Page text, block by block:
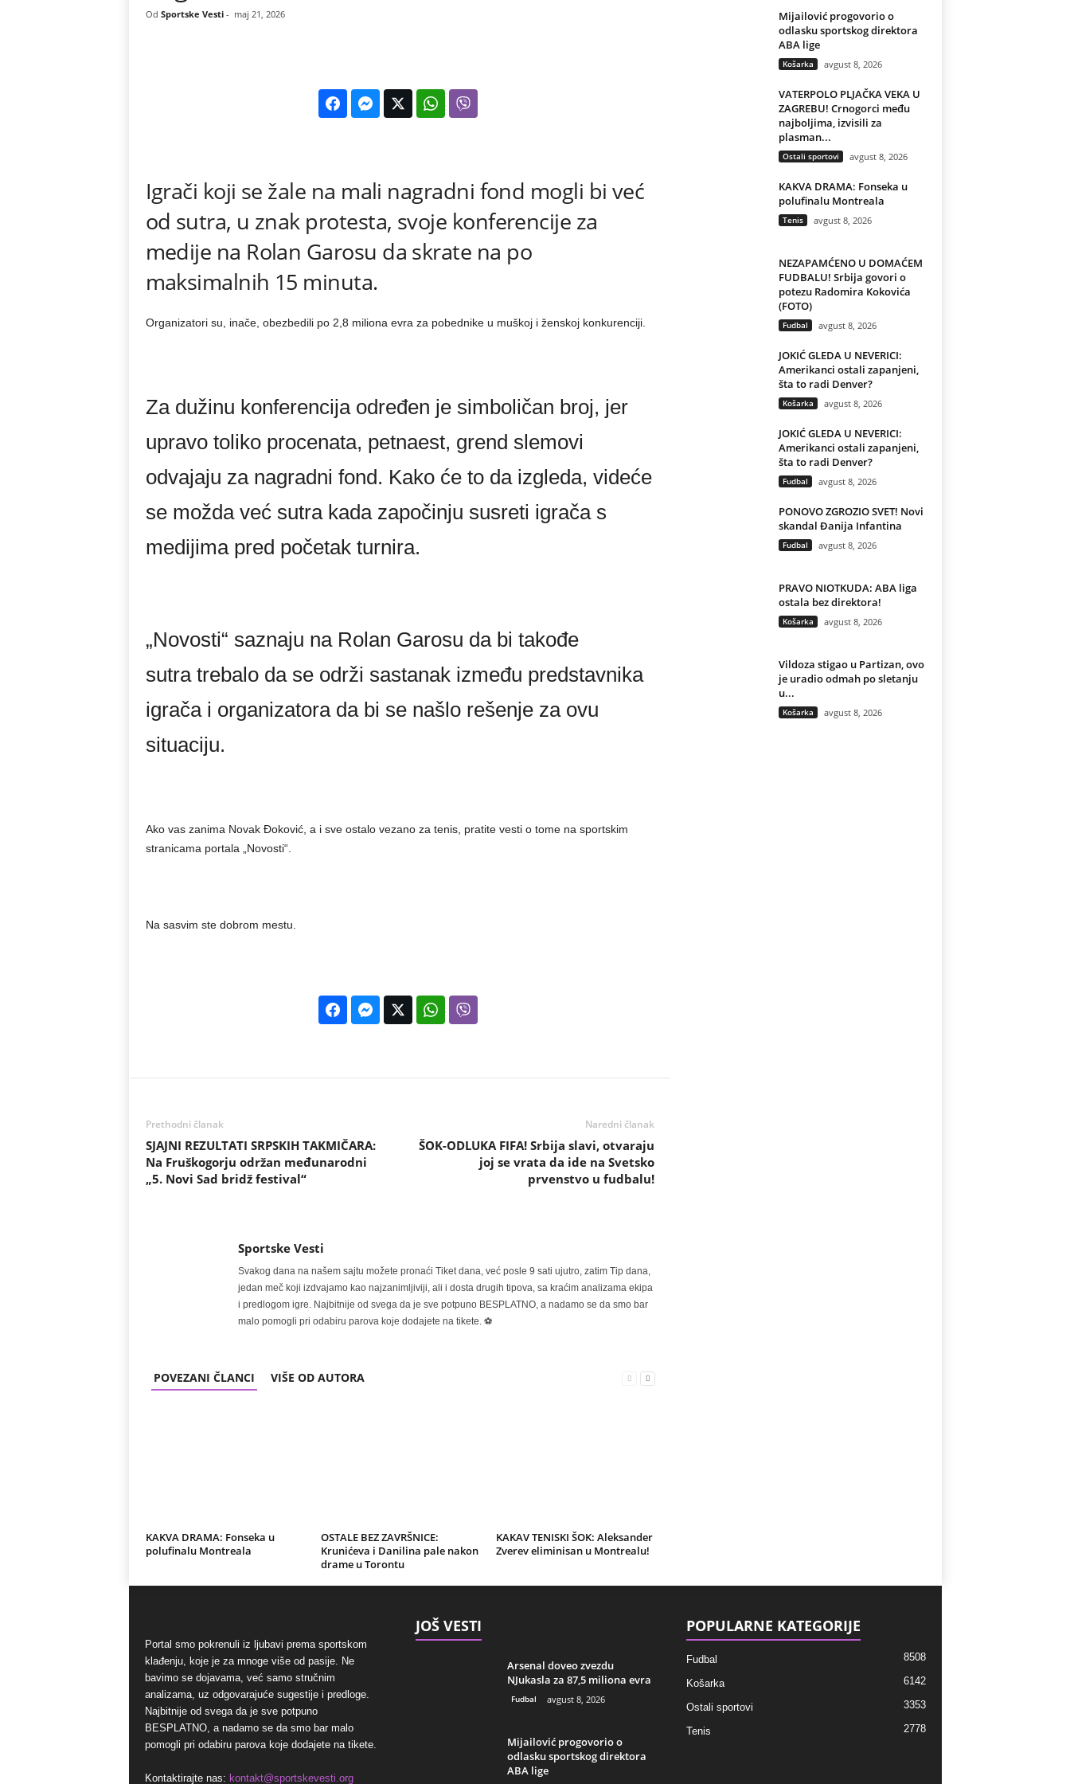
k
t
i
Od Sportske Vesti- maj 21, 2026
Igrači koji se žale na mali nagradni fond mogli bi već
od sutra, u znak protesta, svoje konferencije za
medije na Rolan Garosu da skrate na po
maksimalnih 15 minuta.
Organizatori su, inače, obezbedili po 2,8 miliona evra za pobednike u muškoj i ženskoj konkurenciji.
Za dužinu konferencija određen je simboličan broj, jer
upravo toliko procenata, petnaest, grend slemovi
odvajaju za nagradni fond. Kako će to da izgleda, videće
se možda već sutra kada započinju susreti igrača s
medijima pred početak turnira.
„Novosti“ saznaju na Rolan Garosu da bi takođe
sutra trebalo da se održi sastanak između predstavnika
igrača i organizatora da bi se našlo rešenje za ovu
situaciju.
Ako vas zanima Novak Đoković, a i sve ostalo vezano za tenis, pratite vesti o tome na sportskim
stranicama portala „Novosti“.
Na sasvim ste dobrom mestu.
Prethodni članak
SJAJNI REZULTATI SRPSKIH TAKMIČARA:
Na Fruškogorju održan međunarodni
„5. Novi Sad bridž festival“
Naredni članak
ŠOK-ODLUKA FIFA! Srbija slavi, otvaraju
joj se vrata da ide na Svetsko
prvenstvo u fudbalu!
Sportske Vesti
Svakog dana na našem sajtu možete pronaći Tiket dana, već posle 9 sati ujutro, zatim Tip dana,
jedan meč koji izdvajamo kao najzanimljiviji, ali i dosta drugih tipova, sa kraćim analizama ekipa
i predlogom igre. Najbitnije od svega da je sve potpuno BESPLATNO, a nadamo se da smo bar
malo pomogli pri odabiru parova koje dodajete na tikete. ⚽
POVEZANI ČLANCI VIŠE OD AUTORA
KAKVA DRAMA: Fonseka u
polufinalu Montreala
OSTALE BEZ ZAVRŠNICE:
Krunićeva i Danilina pale nakon
drame u Torontu
KAKAV TENISKI ŠOK: Aleksander
Zverev eliminisan u Montrealu!
Mijailović progovorio o
odlasku sportskog direktora
ABA lige
Košarka avgust 8, 2026
VATERPOLO PLJAČKA VEKA U
ZAGREBU! Crnogorci među
najboljima, izvisili za
plasman...
Ostali sportovi avgust 8, 2026
KAKVA DRAMA: Fonseka u
polufinalu Montreala
Tenis avgust 8, 2026
NEZAPAMĆENO U DOMAĆEM
FUDBALU! Srbija govori o
potezu Radomira Kokovića
(FOTO)
Fudbal avgust 8, 2026
JOKIĆ GLEDA U NEVERICI:
Amerikanci ostali zapanjeni,
šta to radi Denver?
Košarka avgust 8, 2026
JOKIĆ GLEDA U NEVERICI:
Amerikanci ostali zapanjeni,
šta to radi Denver?
Fudbal avgust 8, 2026
PONOVO ZGROZIO SVET! Novi
skandal Đanija Infantina
Fudbal avgust 8, 2026
PRAVO NIOTKUDA: ABA liga
ostala bez direktora!
Košarka avgust 8, 2026
Vildoza stigao u Partizan, ovo
je uradio odmah po sletanju
u...
Košarka avgust 8, 2026
Portal smo pokrenuli iz ljubavi prema sportskom
klađenju, koje je za mnoge više od pasije. Ne
bavimo se dojavama, već samo stručnim
analizama, uz odgovarajuće sugestije i predloge.
Najbitnije od svega da je sve potpuno
BESPLATNO, a nadamo se da smo bar malo
pomogli pri odabiru parova koje dodajete na tikete.
Kontaktirajte nas: kontakt@sportskevesti.org
JOŠ VESTI
Arsenal doveo zvezdu
NJukasla za 87,5 miliona evra
Fudbal avgust 8, 2026
Mijailović progovorio o
odlasku sportskog direktora
ABA lige
POPULARNE KATEGORIJE
Fudbal 8508
Košarka 6142
Ostali sportovi 3353
Tenis 2778